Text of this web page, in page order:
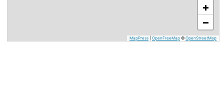
+
−
MapPress OpenFreeMap © OpenStreetMap